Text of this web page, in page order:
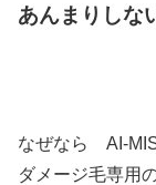
あんまりしな
なぜなら AI-
ダメージ毛専用